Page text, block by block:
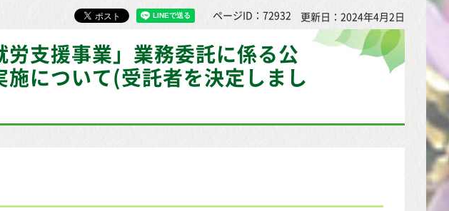
ページID：72932 更新日：2024年4月2日
労支援事業」業務委託に係る公
について(受託者を決定しまし